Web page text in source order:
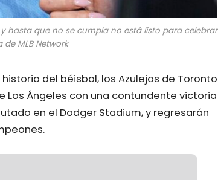
hasta que no se cumpla no está listo para celebrar
MLB Network
del béisbol, los Azulejos de Toronto
Los Ángeles con una contundente victoria
en el Dodger Stadium, y regresarán